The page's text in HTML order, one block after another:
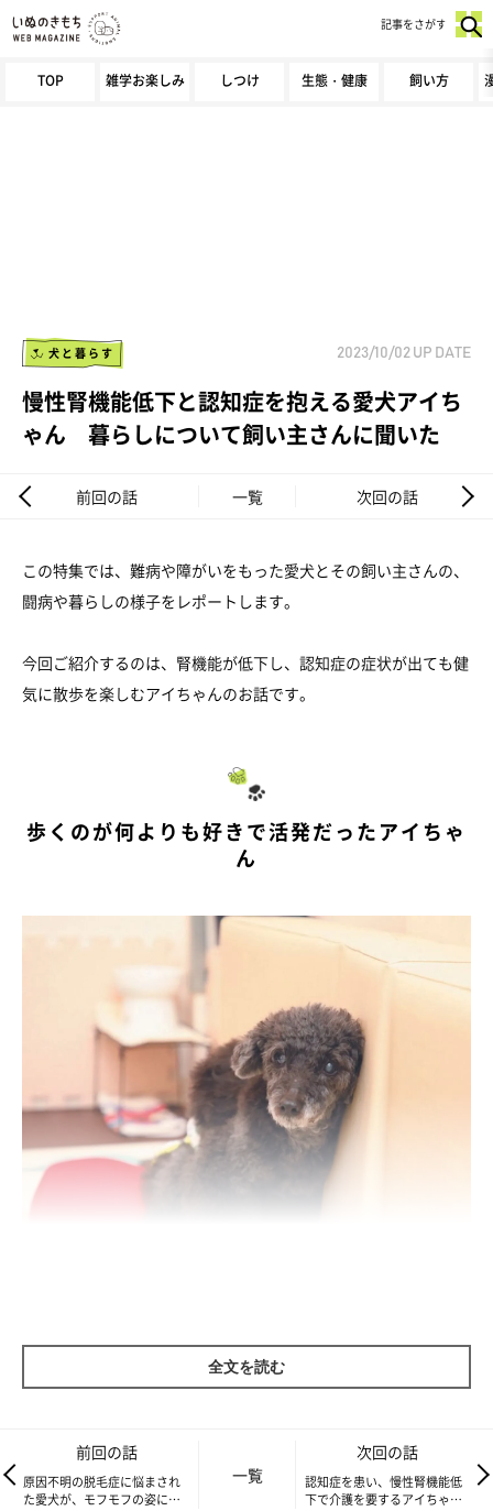
TOP 雑学お楽しみ しつけ 生態・健康 飼い方
記事をさがす
犬と暮らす 2023/10/02 UP DATE
慢性腎機能低下と認知症を抱える愛犬アイち
ゃん 暮らしについて飼い主さんに聞いた
前回の話 一覧 次回の話
この特集では、難病や障がいをもった愛犬とその飼い主さんの、
闘病や暮らしの様子をレポートします。
今回ご紹介するのは、腎機能が低下し、認知症の症状が出ても健
気に散歩を楽しむアイちゃんのお話です。
歩くのが何よりも好きで活発だったアイちゃ
ん
アイちゃん（メス・16才／3.3㎏／トイ・プードル／やさしくて穏やか）
ときに腎機能の低下が見られましたが、目立った症状もなく元気
に過ごしていました。その後、14才後半から認知症の症状が出始
全文を読む
前回の話
原因不明の脱毛症に悩まされ
た愛犬が、モフモフの姿に生
一覧
次回の話
認知症を患い、慢性腎機能低
下で介護を要するアイちゃん